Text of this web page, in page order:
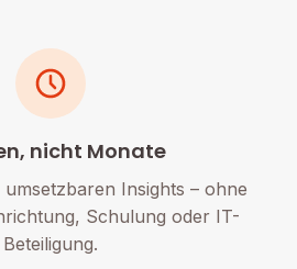
nicht Monate
Insights – ohne
Schulung oder IT-
Beteiligung.